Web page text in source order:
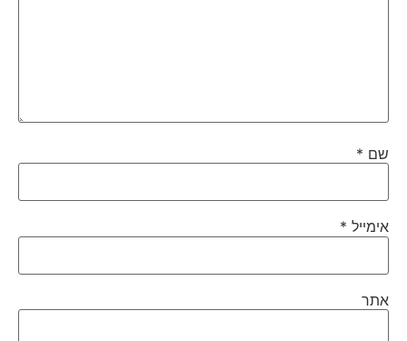
שם*
אימייל*
אתר